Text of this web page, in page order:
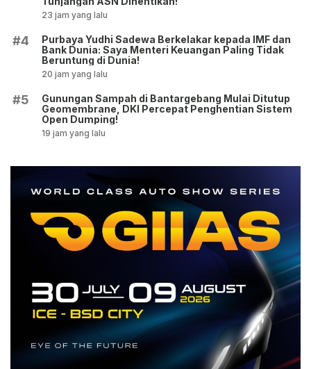
23 jam yang lalu
#4
Purbaya Yudhi Sadewa Berkelakar kepada IMF dan
Bank Dunia: Saya Menteri Keuangan Paling Tidak
Beruntung di Dunia!
20 jam yang lalu
#5
Gunungan Sampah di Bantargebang Mulai Ditutup
Geomembrane, DKI Percepat Penghentian Sistem
Open Dumping!
19 jam yang lalu